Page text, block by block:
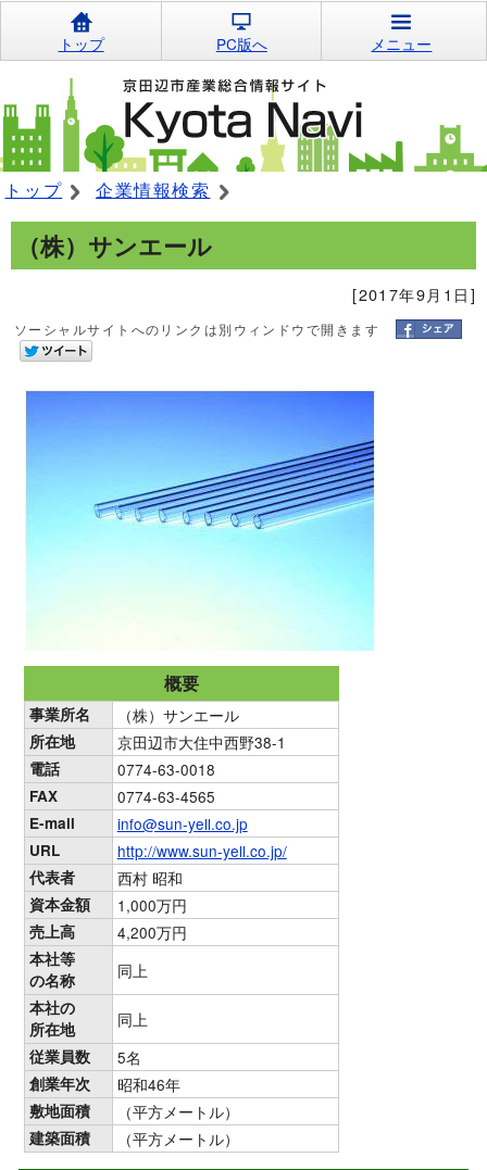
トップ PC版へ メニュー
トップ 企業情報検索
（株）サンエール
[2017年9月1日]
ソーシャルサイトへのリンクは別ウィンドウで開きます
概要
事業所名 （株）サンエール
所在地 京田辺市大住中西野38-1
電話 0774-63-0018
FAX 0774-63-4565
E-mail info@sun-yell.co.jp
URL http://www.sun-yell.co.jp/
代表者 西村 昭和
資本金額 1,000万円
売上高 4,200万円
本社等
の名称
同上
本社の
所在地
同上
従業員数 5名
創業年次 昭和46年
敷地面積 （平方メートル）
建築面積 （平方メートル）